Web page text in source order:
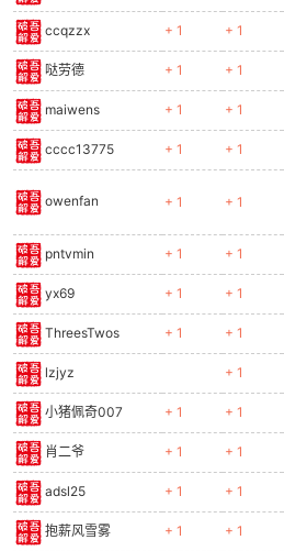
ccqzzx + 1 + 1
哒劳德 + 1 + 1
maiwens + 1 + 1
cccc13775 + 1 + 1
owenfan + 1 + 1
pntvmin + 1 + 1
yx69 + 1 + 1
ThreesTwos + 1 + 1
lzjyz + 1
小猪佩奇007 + 1 + 1
肖二爷 + 1 + 1
adsl25 + 1 + 1
抱薪风雪雾 + 1 + 1